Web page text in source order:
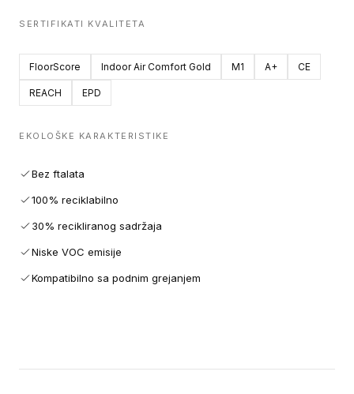
SERTIFIKATI KVALITETA
FloorScore Indoor Air Comfort Gold M1 A+ CE
REACH EPD
EKOLOŠKE KARAKTERISTIKE
Bez ftalata
100% reciklabilno
30% recikliranog sadržaja
Niske VOC emisije
Kompatibilno sa podnim grejanjem